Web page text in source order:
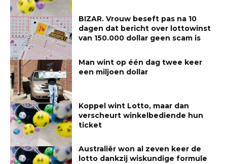
BIZAR. Vrouw beseft pas na 10
dagen dat bericht over lottowinst
van 150.000 dollar geen scam is
Man wint op één dag twee keer
een miljoen dollar
Koppel wint Lotto, maar dan
verscheurt winkelbediende hun
ticket
Australiër won al zeven keer de
lotto dankzij wiskundige formule